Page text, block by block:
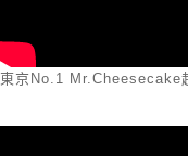
東京No.1 Mr.Cheesecake